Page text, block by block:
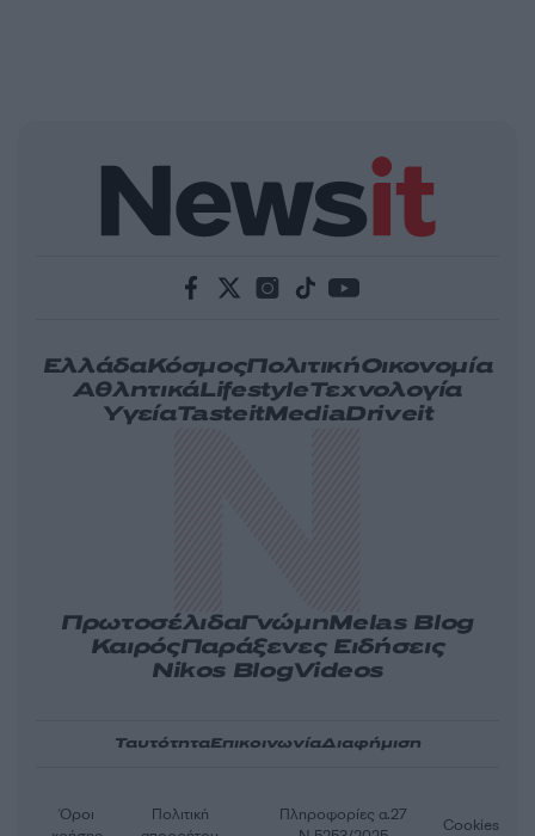
ΕλλάδαΚόσμοςΠολιτικήΟικονομία
ΑθλητικάLifestyleΤεχνολογία
ΥγείαTasteitMediaDriveit
ΠρωτοσέλιδαΓνώμηMelas Blog
ΚαιρόςΠαράξενες Ειδήσεις
Nikos BlogVideos
ΤαυτότηταΕπικοινωνίαΔιαφήμιση
Όροι
Πολιτική
Πληροφορίες α.27
Cookies